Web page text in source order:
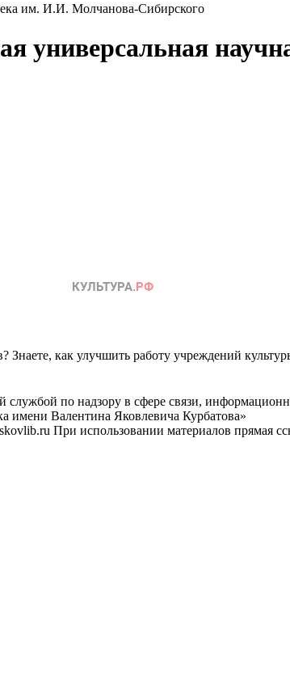
им. И.И. Молчанова-Сибирского
универсальная
как улучшить работу учреждений
по надзору в сфере связи,
имени Валентина Яковлевича Курбатова»
При использовании материалов прямая